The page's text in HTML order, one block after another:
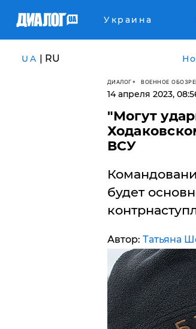
Украина
UA | RU
ДИАЛОГ ВОЕННОЕ
14 апреля 2023,
​"Могут
ВСУ
будет
Автор: Татьяна